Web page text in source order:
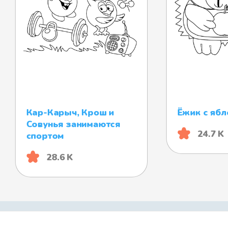
Кар-Карыч, Крош и
Совунья занимаются
спортом
28.6 K
Ёжик с
24.7 K